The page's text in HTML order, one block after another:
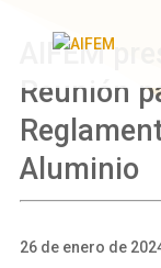
AIFEM
Reunión
Aluminio
26 de enero de